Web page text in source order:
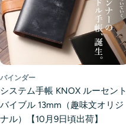
バインダー
システム手帳 KNOX ルーセント
バイブル 13mm（趣味文オリジ
ナル）【10月9日頃出荷】